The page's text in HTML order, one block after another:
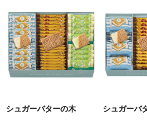
シュガーバターの木
シュガーバ